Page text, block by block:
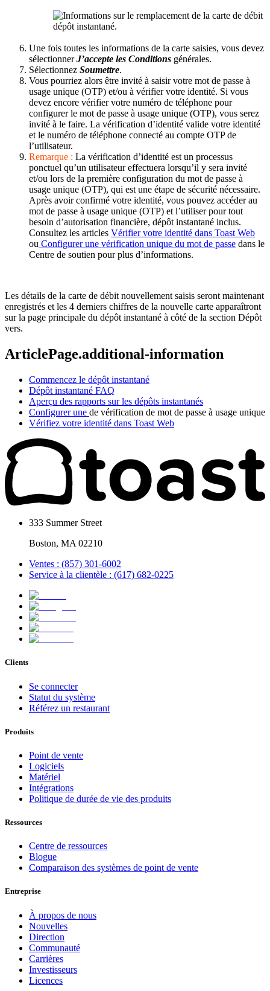
Une fois toutes les informations de la carte saisies, vous devez
sélectionnerJ’accepte les Conditions générales.
Sélectionnez Soumettre.
Vous pourriez alors être invité à saisir votre mot de passe à
usage unique (OTP) et/ou à vérifier votre identité. Si vous
devez encore vérifier votre numéro de téléphone pour
configurer le mot de passe à usage unique (OTP), vous serez
invité à le faire. La vérification d’identité valide votre identité
et le numéro de téléphone connecté au compte OTP de
l’utilisateur.
Remarque : La vérification d’identité est un processus
ponctuel qu’un utilisateur effectuera lorsqu’il y sera invité
et/ou lors de la première configuration du mot de passe à
usage unique (OTP), qui est une étape de sécurité nécessaire.
Après avoir confirmé votre identité, vous pouvez accéder au
mot de passe à usage unique (OTP) et l’utiliser pour tout
besoin d’autorisation financière, dépôt instantané inclus.
Consultez les articles Vérifier votre identité dans Toast Web
ou Configurer une vérification unique du mot de passe dans le
Centre de soutien pour plus d’informations.
Les détails de la carte de débit nouvellement saisis seront maintenant
enregistrés et les 4 derniers chiffres de la nouvelle carte apparaîtront
sur la page principale du dépôt instantané à côté de la section Dépôt
vers.
ArticlePage.additional-information
Commencez le dépôt instantané
Dépôt instantané FAQ
Aperçu des rapports sur les dépôts instantanés
Configurer une de vérification de mot de passe à usage unique
Vérifiez votre identité dans Toast Web
333 Summer Street
Boston, MA 02210
Ventes : (857) 301-6002
Service à la clientèle : (617) 682-0225
Clients
Se connecter
Statut du système
Référez un restaurant
Produits
Point de vente
Logiciels
Matériel
Intégrations
Politique de durée de vie des produits
Ressources
Centre de ressources
Blogue
Comparaison des systèmes de point de vente
Entreprise
À propos de nous
Nouvelles
Direction
Communauté
Carrières
Investisseurs
Licences